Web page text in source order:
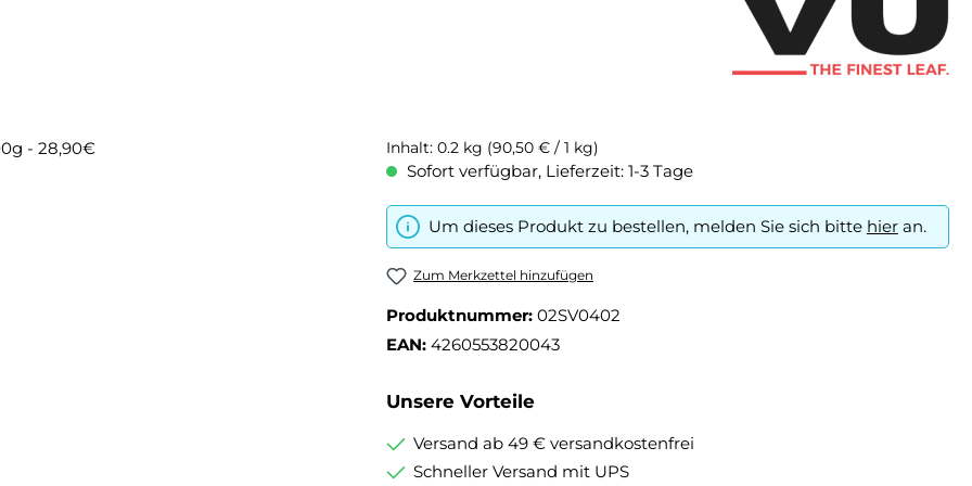
Inhalt: 0.2 kg (90,50 € / 1 kg)
Sofort verfügbar, Lieferzeit: 1-3 Tage
Um dieses Produkt zu bestellen, melden Sie sich bitte hieran.
Zum Merkzettel hinzufügen
Produktnummer: 02SV0402
EAN: 4260553820043
Unsere Vorteile
Versand ab 49 € versandkostenfrei
Schneller Versand mit UPS